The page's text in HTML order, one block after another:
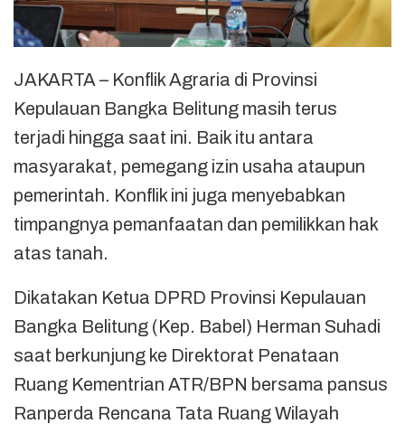
JAKARTA – Konflik Agraria di Provinsi
Kepulauan Bangka Belitung masih terus
terjadi hingga saat ini. Baik itu antara
masyarakat, pemegang izin usaha ataupun
pemerintah. Konflik ini juga menyebabkan
timpangnya pemanfaatan dan pemilikkan hak
atas tanah.
Dikatakan Ketua DPRD Provinsi Kepulauan
Bangka Belitung (Kep. Babel) Herman Suhadi
saat berkunjung ke Direktorat Penataan
Ruang Kementrian ATR/BPN bersama pansus
Ranperda Rencana Tata Ruang Wilayah